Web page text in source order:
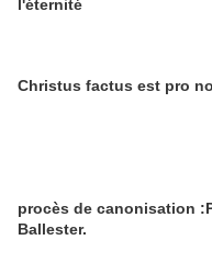
l'éternité
Christus factus est pro
procès de canonisation
Ballester.